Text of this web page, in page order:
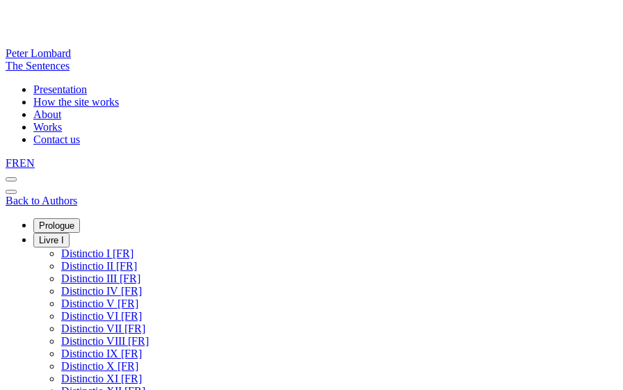
Peter Lombard
The Sentences
Presentation
How the site works
About
Works
Contact us
FREN
Back to Authors
Prologue
Livre I
Distinctio I [FR]
Distinctio II [FR]
Distinctio III [FR]
Distinctio IV [FR]
Distinctio V [FR]
Distinctio VI [FR]
Distinctio VII [FR]
Distinctio VIII [FR]
Distinctio IX [FR]
Distinctio X [FR]
Distinctio XI [FR]